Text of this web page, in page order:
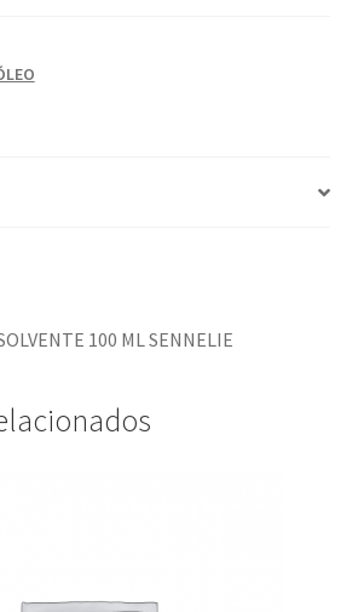
100 ML SENNELIE